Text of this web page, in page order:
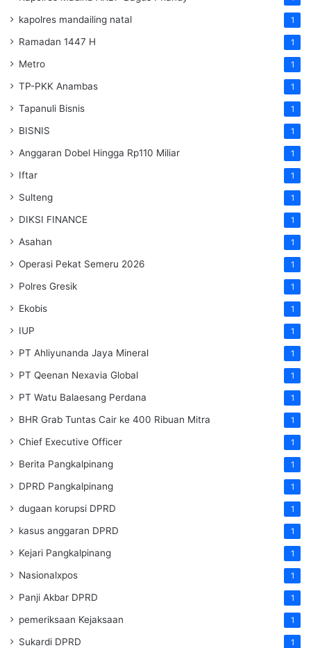
kapolres mandailing natal 1
Ramadan 1447 H 1
Metro 1
TP-PKK Anambas 1
Tapanuli Bisnis 1
BISNIS 1
Anggaran Dobel Hingga Rp110 Miliar 1
Iftar 1
Sulteng 1
DIKSI FINANCE 1
Asahan 1
Operasi Pekat Semeru 2026 1
Polres Gresik 1
Ekobis 1
IUP 1
PT Ahliyunanda Jaya Mineral 1
PT Qeenan Nexavia Global 1
PT Watu Balaesang Perdana 1
BHR Grab Tuntas Cair ke 400 Ribuan Mitra 1
Chief Executive Officer 1
Berita Pangkalpinang 1
DPRD Pangkalpinang 1
dugaan korupsi DPRD 1
kasus anggaran DPRD 1
Kejari Pangkalpinang 1
Nasionalxpos 1
Panji Akbar DPRD 1
pemeriksaan Kejaksaan 1
Sukardi DPRD 1